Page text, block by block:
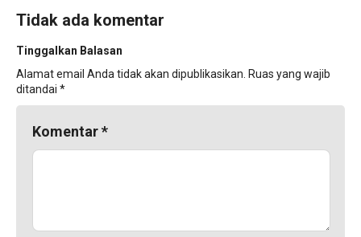
Tidak ada komentar
Tinggalkan Balasan
Alamat email Anda tidak akan dipublikasikan. Ruas yang wajib
ditandai *
Komentar*